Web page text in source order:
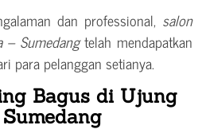
dan professional, salon
Sumedangtelah mendapatkan
para pelanggan setianya.
Bagus di Ujung